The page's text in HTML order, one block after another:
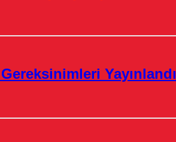
Yayınlandı